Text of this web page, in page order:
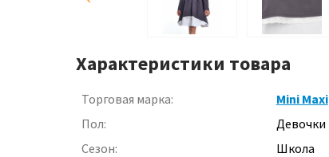
Характеристики товара
Торговая марка:
Mini Maxi
Пол:
Девочки
Сезон:
Школа